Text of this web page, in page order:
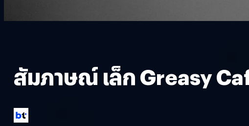
สัมภาษณ์ เล็ก Greasy